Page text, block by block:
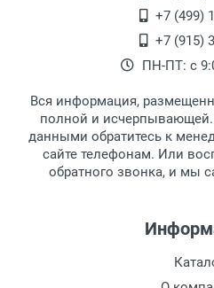
+7 (499)
+7 (915)
ПН-ПТ: с
Вся информация,
полной и
данными обратитесь к
сайте телефонам. Или
обратного звонка, и мы